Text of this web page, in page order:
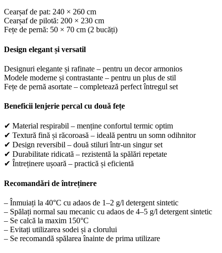
Cearșaf de pat: 240 × 260 cm
Cearșaf de pilotă: 200 × 230 cm
Fețe de pernă: 50 × 70 cm (2 bucăți)
Design elegant și versatil
Designuri elegante și rafinate – pentru un decor armonios
Modele moderne și contrastante – pentru un plus de stil
Fețe de pernă asortate – completează perfect întregul set
Beneficii lenjerie percal cu două fețe
✔ Material respirabil – menține confortul termic optim
✔ Textură fină și răcoroasă – ideală pentru un somn odihnitor
✔ Design reversibil – două stiluri într-un singur set
✔ Durabilitate ridicată – rezistentă la spălări repetate
✔ Întreținere ușoară – practică și eficientă
Recomandări de întreținere
– Înmuiați la 40°C cu adaos de 1–2 g/l detergent sintetic
– Spălați normal sau mecanic cu adaos de 4–5 g/l detergent sintetic
– Se calcă la maxim 150°C
– Evitați utilizarea sodei și a clorului
– Se recomandă spălarea înainte de prima utilizare